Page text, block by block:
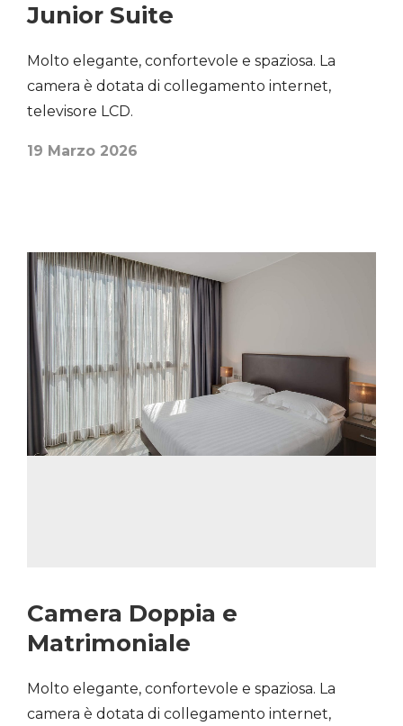
Le nostre Camere
Junior Suite
Molto elegante, confortevole e spaziosa. La
camera è dotata di collegamento internet,
televisore LCD.
19 Marzo 2026
Camera Doppia e
Matrimoniale
Molto elegante, confortevole e spaziosa. La
camera è dotata di collegamento internet,